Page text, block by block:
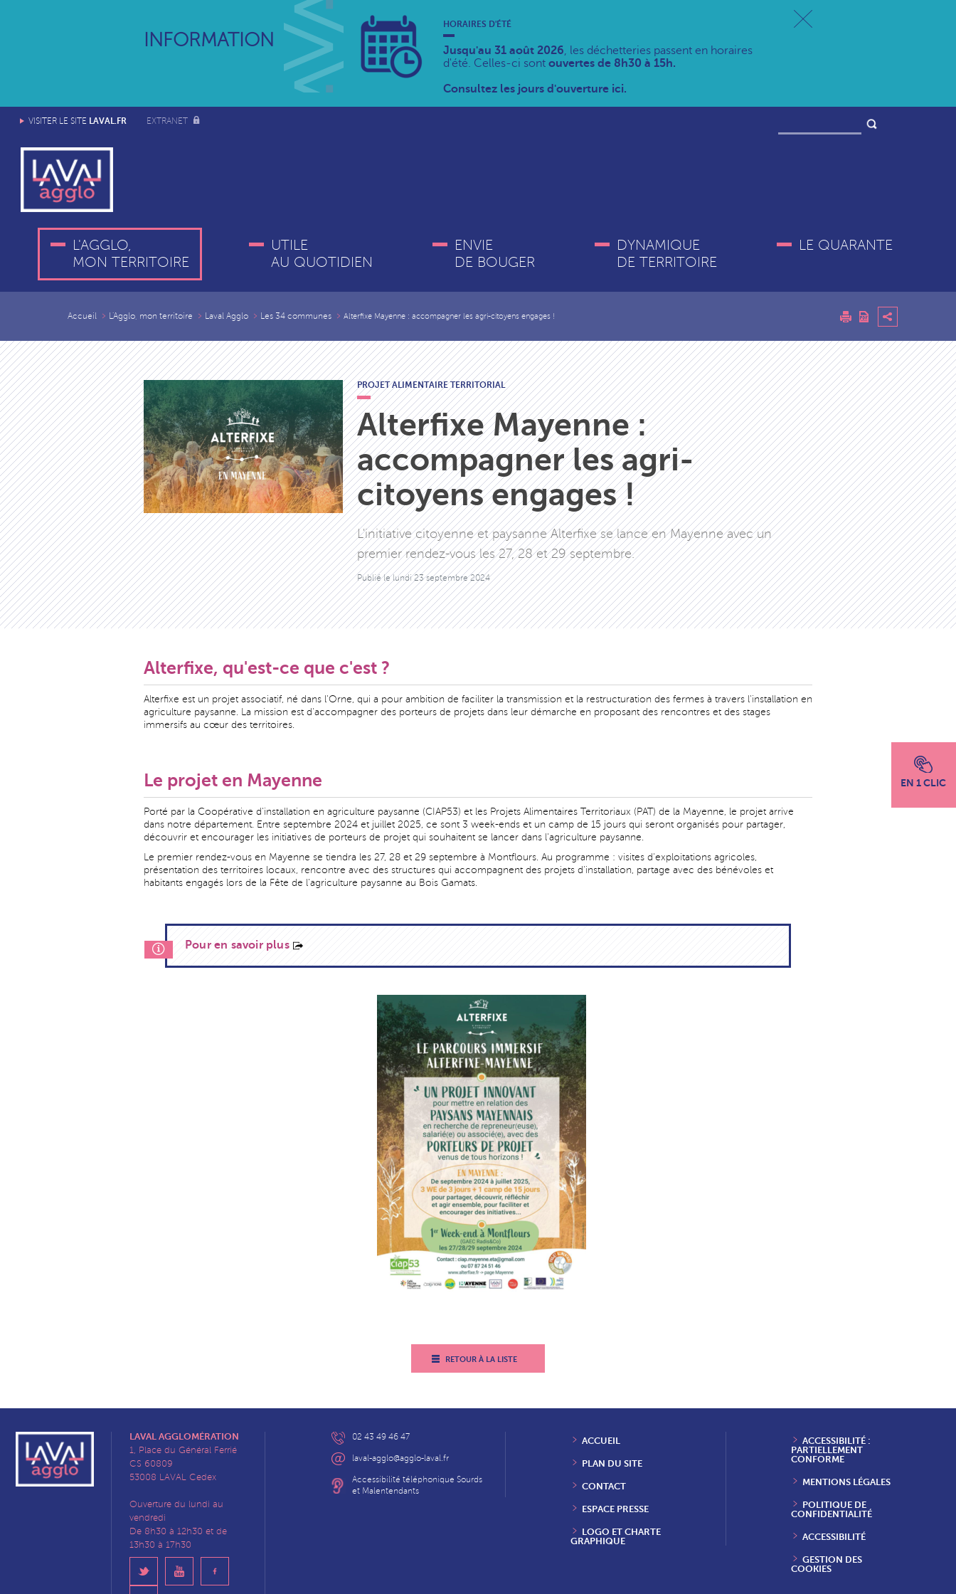
INFORMATION
HORAIRES D'ÉTÉ
Jusqu'au 31 août 2026, les déchetteries passent en horaires
d'été. Celles-ci sont ouvertes de 8h30 à 15h.
Consultez les jours d'ouverture ici.
VISITER LE SITE LAVAL.FR EXTRANET
L'AGGLO,
MON TERRITOIRE
UTILE
AU QUOTIDIEN
ENVIE
DE BOUGER
DYNAMIQUE
DE TERRITOIRE
LE QUARANTE
EN 1 CLIC
Accueil L'Agglo, mon territoire Laval Agglo Les 34 communes Alterfixe Mayenne : accompagner les agri-citoyens engages !
PROJET ALIMENTAIRE TERRITORIAL
Alterfixe Mayenne :
accompagner les agri-
citoyens engages !
L'initiative citoyenne et paysanne Alterfixe se lance en Mayenne avec un
premier rendez-vous les 27, 28 et 29 septembre.
Publié lelundi 23 septembre 2024
Alterfixe, qu'est-ce que c'est ?
Alterfixe est un projet associatif, né dans l'Orne, qui a pour ambition de faciliter la transmission et la restructuration des fermes à travers l'installation en
agriculture paysanne. La mission est d'accompagner des porteurs de projets dans leur démarche en proposant des rencontres et des stages
immersifs au cœur des territoires.
Le projet en Mayenne
Porté par la Coopérative d'installation en agriculture paysanne (CIAP53) et les Projets Alimentaires Territoriaux (PAT) de la Mayenne, le projet arrive
dans notre département. Entre septembre 2024 et juillet 2025, ce sont 3 week-ends et un camp de 15 jours qui seront organisés pour partager,
découvrir et encourager les initiatives de porteurs de projet qui souhaitent se lancer dans l'agriculture paysanne.
Le premier rendez-vous en Mayenne se tiendra les 27, 28 et 29 septembre à Montflours. Au programme : visites d'exploitations agricoles,
présentation des territoires locaux, rencontre avec des structures qui accompagnent des projets d'installation, partage avec des bénévoles et
habitants engagés lors de la Fête de l'agriculture paysanne au Bois Gamats.
Pour en savoir plus
RETOUR À LA LISTE
LAVAL AGGLOMÉRATION
1, Place du Général Ferrié
CS 60809
53008 LAVAL Cedex
Ouverture du lundi au
vendredi
De 8h30 à 12h30 et de
13h30 à 17h30
02 43 49 46 47
laval-agglo@agglo-laval.fr
Accessibilité téléphonique Sourds
et Malentendants
ACCUEIL
PLAN DU SITE
CONTACT
ESPACE PRESSE
LOGO ET CHARTE
GRAPHIQUE
ACCESSIBILITÉ :
PARTIELLEMENT
CONFORME
MENTIONS LÉGALES
POLITIQUE DE
CONFIDENTIALITÉ
ACCESSIBILITÉ
GESTION DES
COOKIES